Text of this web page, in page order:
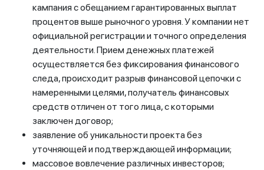
кампания с обещанием гарантированных выплат
процентов выше рыночного уровня. У компании нет
официальной регистрации и точного определения
деятельности. Прием денежных платежей
осуществляется без фиксирования финансового
следа, происходит разрыв финансовой цепочки с
намеренными целями, получатель финансовых
средств отличен от того лица, с которыми
заключен договор;
заявление об уникальности проекта без
уточняющей и подтверждающей информации;
массовое вовлечение различных инвесторов;